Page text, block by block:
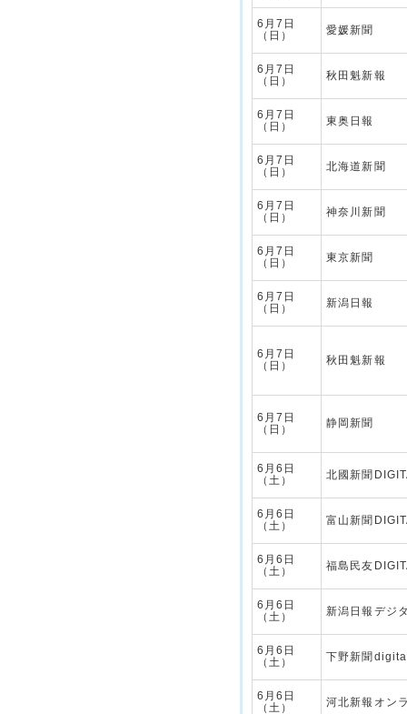
6月7日
（日）
愛媛新聞
6月7日
（日）
秋田魁新報
6月7日
（日）
東奥日報
6月7日
（日）
北海道新聞
6月7日
（日）
神奈川新聞
6月7日
（日）
東京新聞
6月7日
（日）
新潟日報
6月7日
（日）
秋田魁新報
6月7日
（日）
静岡新聞
6月6日
（土）
北國新聞
6月6日
（土）
富山新聞
6月6日
（土）
福島民友
6月6日
（土）
新潟日報デジ
6月6日
（土）
下野新聞
6月6日
（土）
河北新報オン